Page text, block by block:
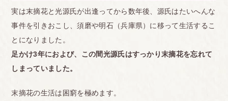
実は末摘花と光源氏が出逢ってから数年後、源氏はたいへんな
事件を引きおこし、須磨や明石（兵庫県）に移って生活するこ
とになりました。
足かけ3年におよび、この間光源氏はすっかり末摘花を忘れて
しまっていました。
末摘花の生活は困窮を極めます。